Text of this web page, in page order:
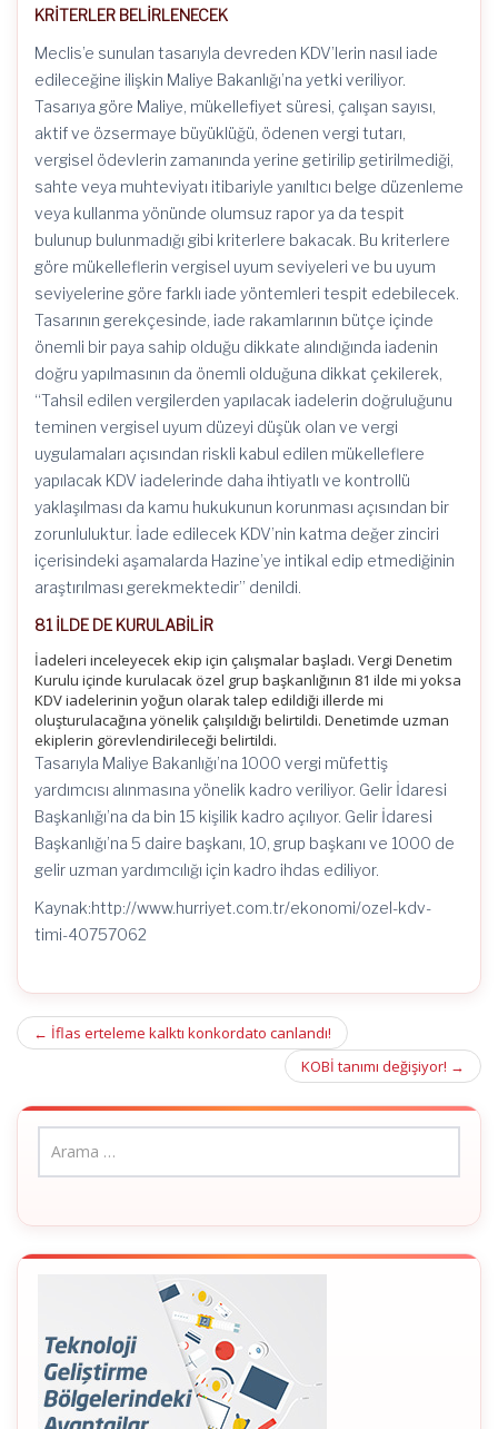
KRİTERLER BELİRLENECEK
Meclis’e sunulan tasarıyla devreden KDV’lerin nasıl iade
edileceğine ilişkin Maliye Bakanlığı’na yetki veriliyor.
Tasarıya göre Maliye, mükellefiyet süresi, çalışan sayısı,
aktif ve özsermaye büyüklüğü, ödenen vergi tutarı,
vergisel ödevlerin zamanında yerine getirilip getirilmediği,
sahte veya muhteviyatı itibariyle yanıltıcı belge düzenleme
veya kullanma yönünde olumsuz rapor ya da tespit
bulunup bulunmadığı gibi kriterlere bakacak. Bu kriterlere
göre mükelleflerin vergisel uyum seviyeleri ve bu uyum
seviyelerine göre farklı iade yöntemleri tespit edebilecek.
Tasarının gerekçesinde, iade rakamlarının bütçe içinde
önemli bir paya sahip olduğu dikkate alındığında iadenin
doğru yapılmasının da önemli olduğuna dikkat çekilerek,
“Tahsil edilen vergilerden yapılacak iadelerin doğruluğunu
teminen vergisel uyum düzeyi düşük olan ve vergi
uygulamaları açısından riskli kabul edilen mükelleflere
yapılacak KDV iadelerinde daha ihtiyatlı ve kontrollü
yaklaşılması da kamu hukukunun korunması açısından bir
zorunluluktur. İade edilecek KDV’nin katma değer zinciri
içerisindeki aşamalarda Hazine’ye intikal edip etmediğinin
araştırılması gerekmektedir” denildi.
81 İLDE DE KURULABİLİR
İadeleri inceleyecek ekip için çalışmalar başladı. Vergi Denetim
Kurulu içinde kurulacak özel grup başkanlığının 81 ilde mi yoksa
KDV iadelerinin yoğun olarak talep edildiği illerde mi
oluşturulacağına yönelik çalışıldığı belirtildi. Denetimde uzman
ekiplerin görevlendirileceği belirtildi.
Tasarıyla Maliye Bakanlığı’na 1000 vergi müfettiş
yardımcısı alınmasına yönelik kadro veriliyor. Gelir İdaresi
Başkanlığı’na da bin 15 kişilik kadro açılıyor. Gelir İdaresi
Başkanlığı’na 5 daire başkanı, 10, grup başkanı ve 1000 de
gelir uzman yardımcılığı için kadro ihdas ediliyor.
Kaynak:http://www.hurriyet.com.tr/ekonomi/ozel-kdv-
timi-40757062
Post
← İflas erteleme kalktı konkordato canlandı!
KOBİ tanımı değişiyor! →